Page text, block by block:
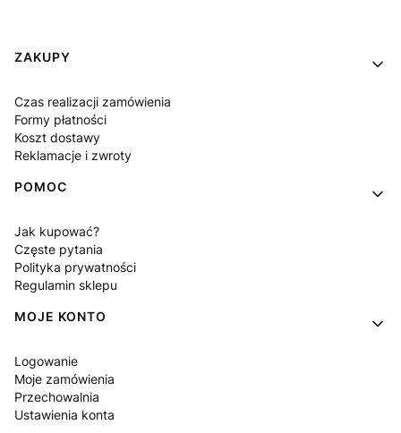
Linki w stopce
ZAKUPY
Czas realizacji zamówienia
Formy płatności
Koszt dostawy
Reklamacje i zwroty
POMOC
Jak kupować?
Częste pytania
Polityka prywatności
Regulamin sklepu
MOJE KONTO
Logowanie
Moje zamówienia
Przechowalnia
Ustawienia konta